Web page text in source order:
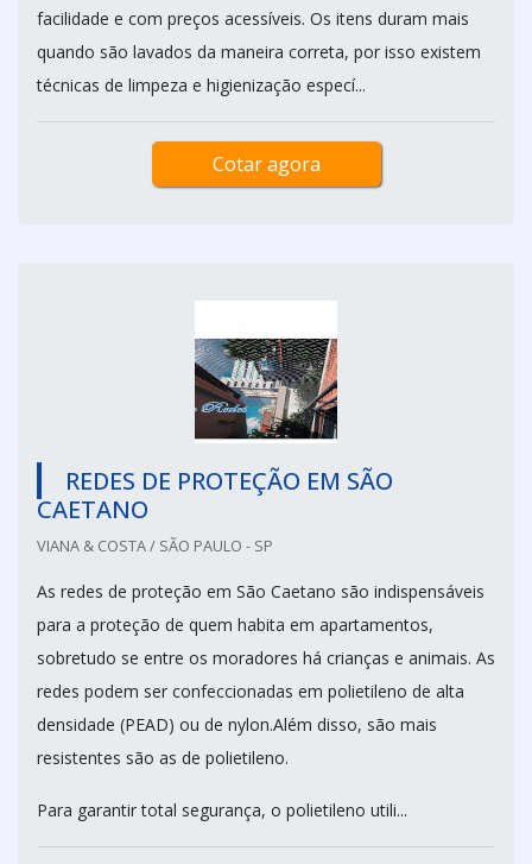
facilidade e com preços acessíveis. Os itens duram mais
quando são lavados da maneira correta, por isso existem
técnicas de limpeza e higienização especí...
Cotar agora
REDES DE PROTEÇÃO EM SÃO
CAETANO
VIANA & COSTA / SÃO PAULO - SP
As redes de proteção em São Caetano são indispensáveis
para a proteção de quem habita em apartamentos,
sobretudo se entre os moradores há crianças e animais. As
redes podem ser confeccionadas em polietileno de alta
densidade (PEAD) ou de nylon.Além disso, são mais
resistentes são as de polietileno.
Para garantir total segurança, o polietileno utili...